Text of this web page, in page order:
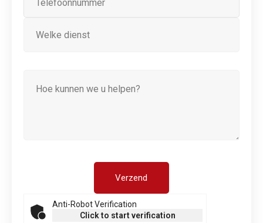
Anti-Robot Verification
Click to start verification